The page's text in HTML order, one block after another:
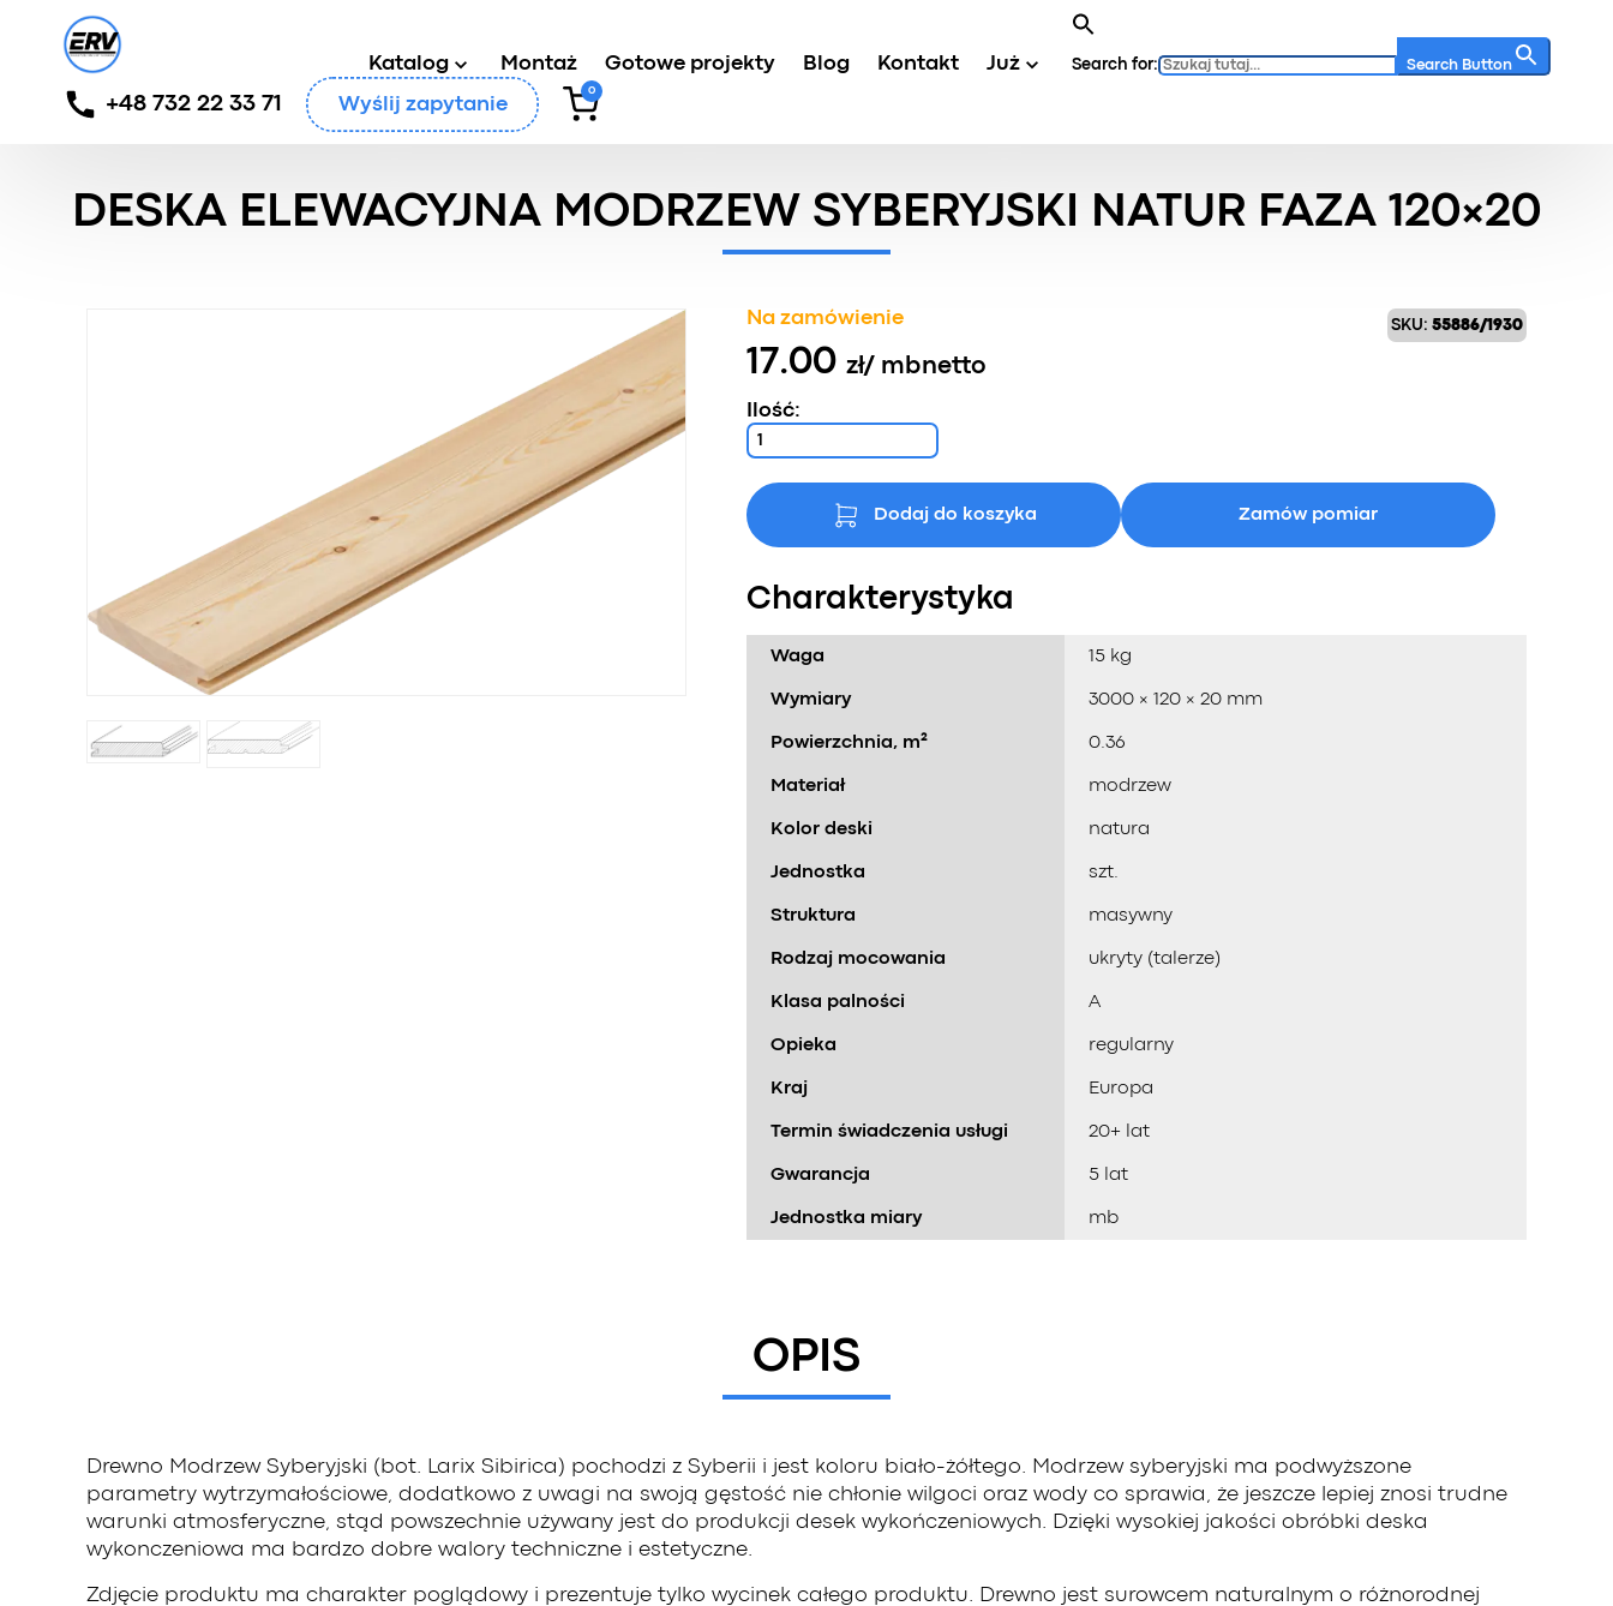
Katalog Montaż Gotowe projekty Blog Kontakt Już Search for: Search Button
+48 732 22 33 71 Wyślij zapytanie
0
Główny / Produkty / Deska elewacyjna / Deska elewacyjna drewno
DESKA ELEWACYJNA MODRZEW SYBERYJSKI NATUR FAZA 120×20
SKU: 55886/1930
Na zamówienie
17.00 zł/ mbnetto
Ilość:
Dodaj do koszyka Zamów pomiar
Charakterystyka
Waga 15 kg
Wymiary 3000 × 120 × 20 mm
Powierzchnia, m² 0.36
Materiał modrzew
Kolor deski natura
Jednostka szt.
Struktura masywny
Rodzaj mocowania ukryty (talerze)
Klasa palności A
Opieka regularny
Kraj Europa
Termin świadczenia usługi 20+ lat
Gwarancja 5 lat
Jednostka miary mb
OPIS
Drewno Modrzew Syberyjski (bot. Larix Sibirica) pochodzi z Syberii i jest koloru biało-żółtego. Modrzew syberyjski ma podwyższone
parametry wytrzymałościowe, dodatkowo z uwagi na swoją gęstość nie chłonie wilgoci oraz wody co sprawia, że jeszcze lepiej znosi trudne
warunki atmosferyczne, stąd powszechnie używany jest do produkcji desek wykończeniowych. Dzięki wysokiej jakości obróbki deska
wykonczeniowa ma bardzo dobre walory techniczne i estetyczne.
Zdjęcie produktu ma charakter poglądowy i prezentuje tylko wycinek całego produktu. Drewno jest surowcem naturalnym o różnorodnej